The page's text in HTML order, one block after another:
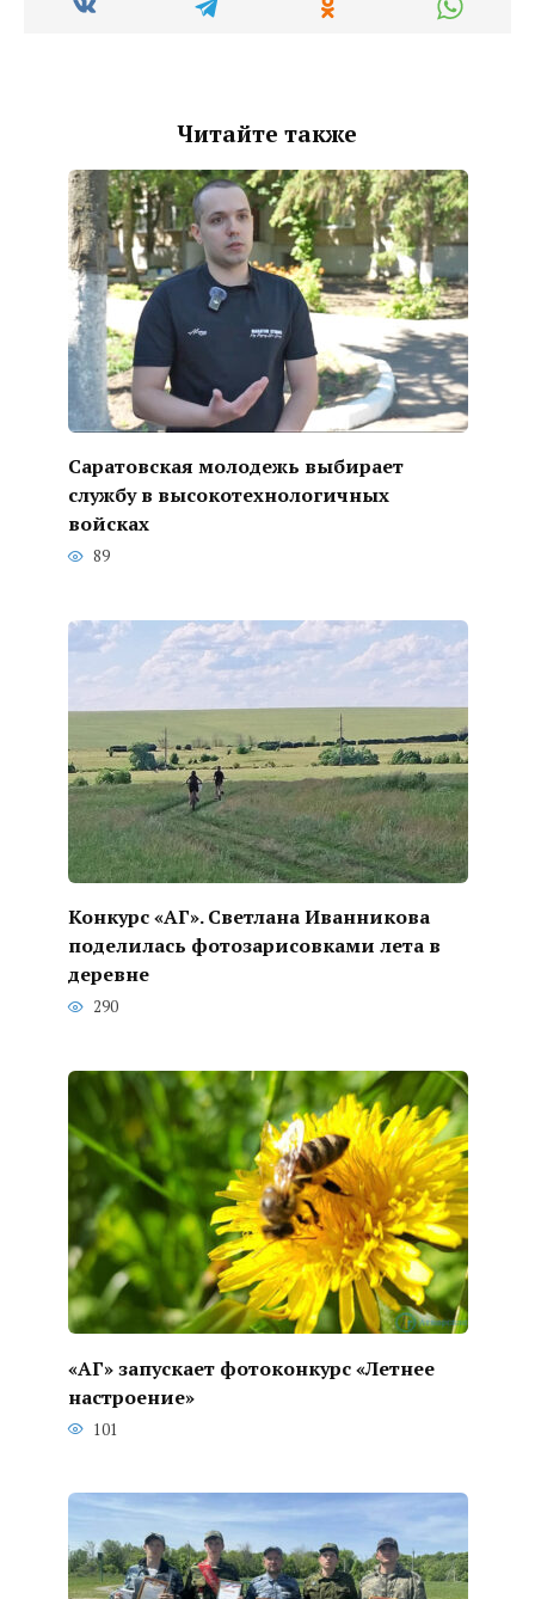
Читайте также
Саратовская молодежь выбирает
службу в высокотехнологичных
войсках
89
Конкурс «АГ». Светлана Иванникова
поделилась фотозарисовками лета в
деревне
290
«АГ» запускает фотоконкурс «Летнее
настроение»
101